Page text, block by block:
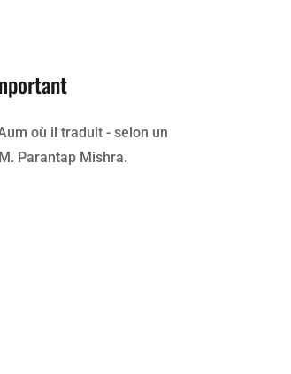
où il traduit - selon un
Parantap Mishra.